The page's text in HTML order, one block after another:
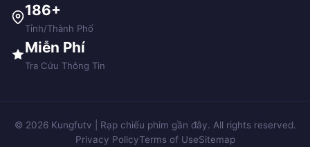
186+
Tỉnh/Thành Phố
Miễn Phí
Tra Cứu Thông Tin
© 2026 Kungfutv | Rạp chiếu phim gần đây. All rights reserved.
Privacy PolicyTerms of UseSitemap